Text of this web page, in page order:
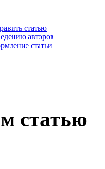
статью
авторов
статьи
статью